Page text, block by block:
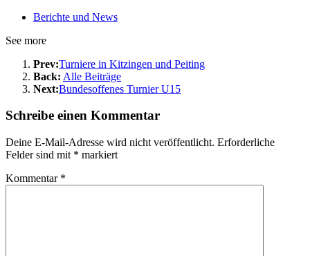
Berichte und News
See more
Prev:Turniere in Kitzingen und Peiting
Back: Alle Beiträge
Next:Bundesoffenes Turnier U15
Schreibe einen Kommentar
Deine E-Mail-Adresse wird nicht veröffentlicht. Erforderliche
Felder sind mit * markiert
Kommentar *